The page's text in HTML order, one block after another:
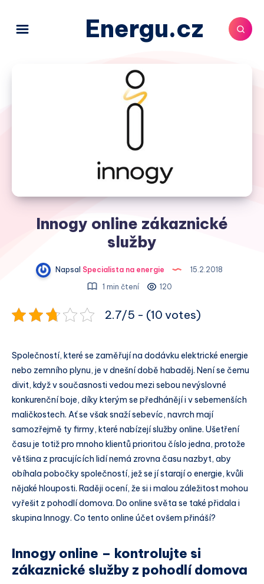
Energu.cz
Innogy online zákaznické
služby
Napsal Specialista na energie
15.2.2018
1 min čtení
120
2.7/5 - (10 votes)
Společností, které se zaměřují na dodávku elektrické energie
nebo zemního plynu, je v dnešní době habaděj. Není se čemu
divit, když v současnosti vedou mezi sebou nevýslovné
konkurenční boje, díky kterým se předhánějí i v sebemenších
maličkostech. Ať se však snaží sebevíc, navrch mají
samozřejmě ty firmy, které nabízejí služby online. Ušetření
času je totiž pro mnoho klientů prioritou číslo jedna, protože
většina z pracujících lidí nemá zrovna času nazbyt, aby
obíhala pobočky společností, jež se jí starají o energie, kvůli
nějaké hlouposti. Raději ocení, že si i malou záležitost mohou
vyřešit z pohodlí domova. Do online světa se také přidala i
skupina Innogy. Co tento online účet ovšem přináší?
Innogy online – kontrolujte si
zákaznické služby z pohodlí domova